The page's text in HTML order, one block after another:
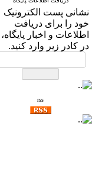
نشانی پست الکترونیک
خود را برای دریافت
اطلاعات و اخبار پایگاه،
در کادر زیر وارد کنید.
rss